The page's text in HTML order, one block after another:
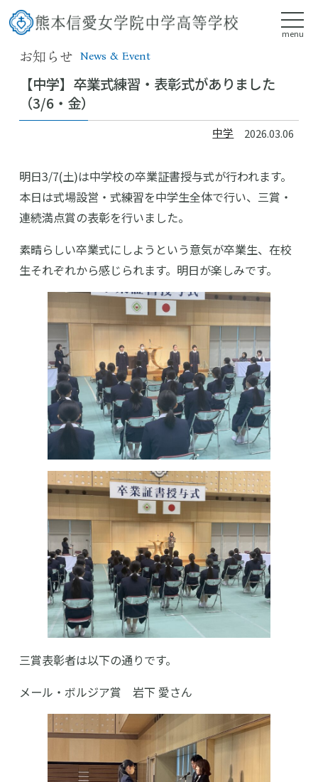
お知らせ News & Event
【中学】卒業式練習・表彰式がありました
（3/6・金）
中学 2026.03.06
明日3/7(土)は中学校の卒業証書授与式が行われます。
本日は式場設営・式練習を中学生全体で行い、三賞・
連続満点賞の表彰を行いました。
素晴らしい卒業式にしようという意気が卒業生、在校
生それぞれから感じられます。明日が楽しみです。
三賞表彰者は以下の通りです。
メール・ボルジア賞 岩下 愛さん
menu